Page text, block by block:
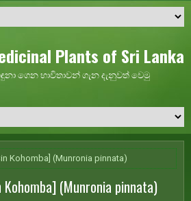
Plants of Sri Lanka
ගෙන භාවිතාවන් ගැන දැනුවත් වෙමු
Kohomba] (Munronia pinnata)
(Munronia pinnata)